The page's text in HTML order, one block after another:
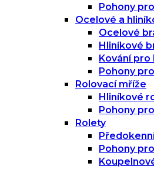
Pohony
Ocelové a
Ocelové
Hliníkové
Kování pro
Pohony
Rolovací mříže
Hliníkové
Pohony
Rolety
Pohony